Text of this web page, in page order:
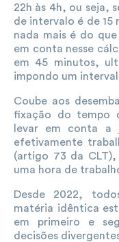
22h às 4h, ou seja,
de intervalo é de 15
nada mais é do
em conta nesse
em 45 minutos,
impondo um
Coube aos
fixação do tempo
levar em conta a
efetivamente
(artigo 73 da CLT),
uma hora de
Desde 2022,
matéria idêntica
em primeiro e
decisões